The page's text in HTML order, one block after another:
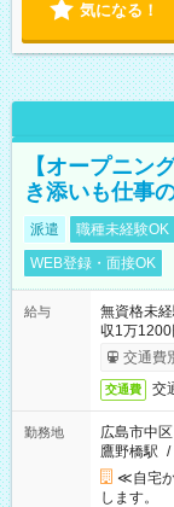
気になる！
【オープニン
き添いも仕事
派遣 職種未経験OK
WEB登録・面接OK
給与
無資格未
収1万
交通費
交通費 交
勤務地
広島市中区
鷹野橋駅 /
≪自宅
します。